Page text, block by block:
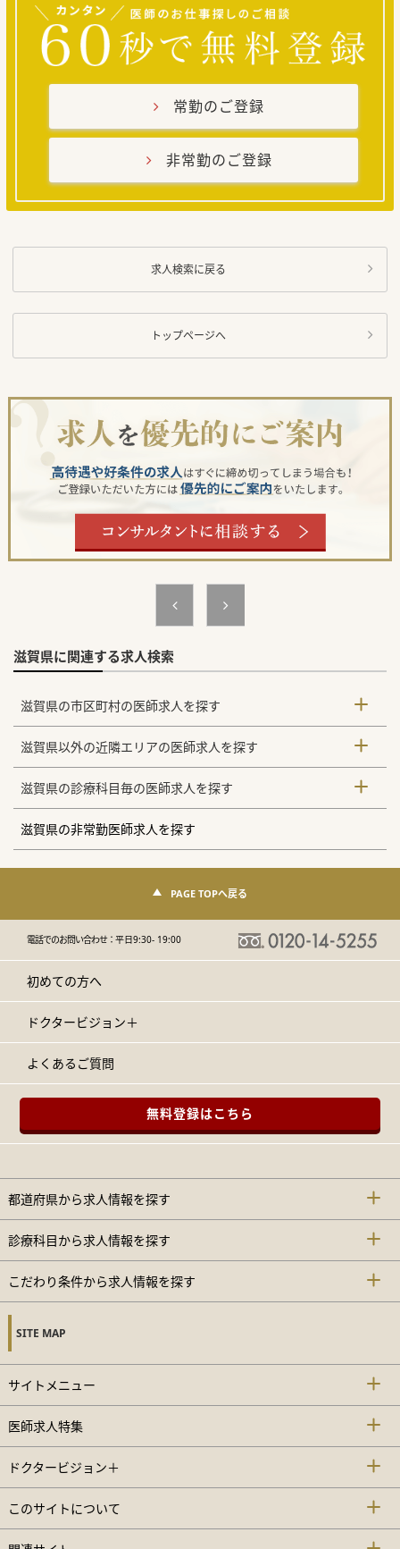
常勤のご登録
非常勤のご登録
求人検索に戻る
トップページへ
滋賀県に関連する求人検索
滋賀県の市区町村の医師求人を探す
滋賀県以外の近隣エリアの医師求人を探す
滋賀県の診療科目毎の医師求人を探す
滋賀県の非常勤医師求人を探す
PAGE TOPへ戻る
電話でのお問い合わせ：平日9:30- 19:00
初めての方へ
ドクタービジョン＋
よくあるご質問
無料登録はこちら
都道府県から求人情報を探す
診療科目から求人情報を探す
こだわり条件から求人情報を探す
SITE MAP
サイトメニュー
医師求人特集
ドクタービジョン＋
このサイトについて